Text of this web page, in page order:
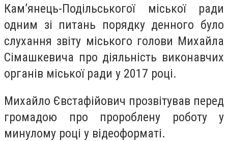
Кам’янець-Подільськогої міської ради
одним зі питань порядку денного було
слухання звіту міського голови Михайла
Сімашкевича про діяльність виконавчих
органів міської ради у 2017 році.
Михайло Євстафійович прозвітував перед
громадою про пророблену роботу у
минулому році у відеоформаті.